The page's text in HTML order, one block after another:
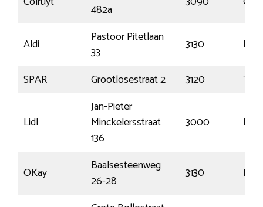
482a
Aldi
Pastoor Pitetlaan
33
3130
SPAR
Grootlosestraat 2 3120
Lidl
Jan-Pieter
Minckelersstraat
136
3000
OKay
Baalsesteenweg
26-28
3130